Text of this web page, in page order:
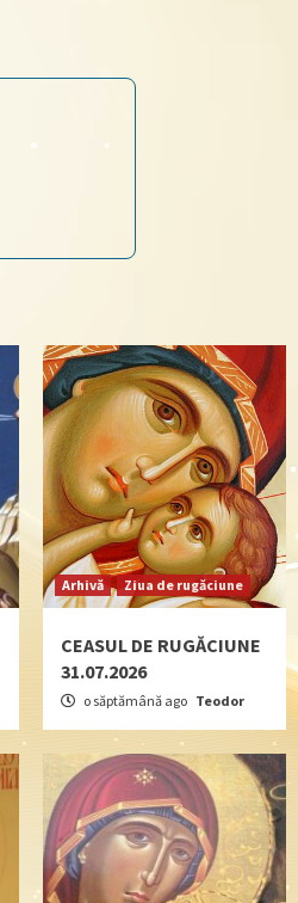
Arhivă Ziua de rugăciune
CEASUL DE RUGĂCIUNE
31.07.2026
o săptămână ago Teodor